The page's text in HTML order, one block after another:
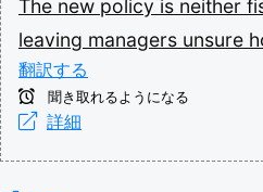
The new policy is neither
leaving managers unsure
翻訳する
聞き取れるようになる
詳細